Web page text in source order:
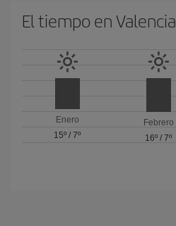
El tiempo en Valencia
Enero
15º /7º
Febrero
16º / 7º